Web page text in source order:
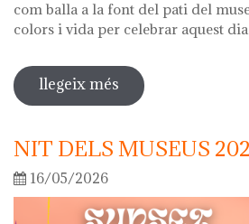
com balla a la font del pati del
colors i vida per celebrar aquest
llegeix més sobre diada de la
NIT DELS MUSEUS
16/05/2026